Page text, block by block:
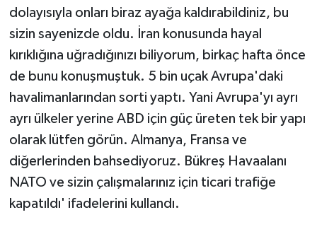
dolayısıyla onları biraz ayağa kaldırabildiniz, bu
sizin sayenizde oldu. İran konusunda hayal
kırıklığına uğradığınızı biliyorum, birkaç hafta önce
de bunu konuşmuştuk. 5 bin uçak Avrupa'daki
havalimanlarından sorti yaptı. Yani Avrupa'yı ayrı
ayrı ülkeler yerine ABD için güç üreten tek bir yapı
olarak lütfen görün. Almanya, Fransa ve
diğerlerinden bahsediyoruz. Bükreş Havaalanı
NATO ve sizin çalışmalarınız için ticari trafiğe
kapatıldı' ifadelerini kullandı.